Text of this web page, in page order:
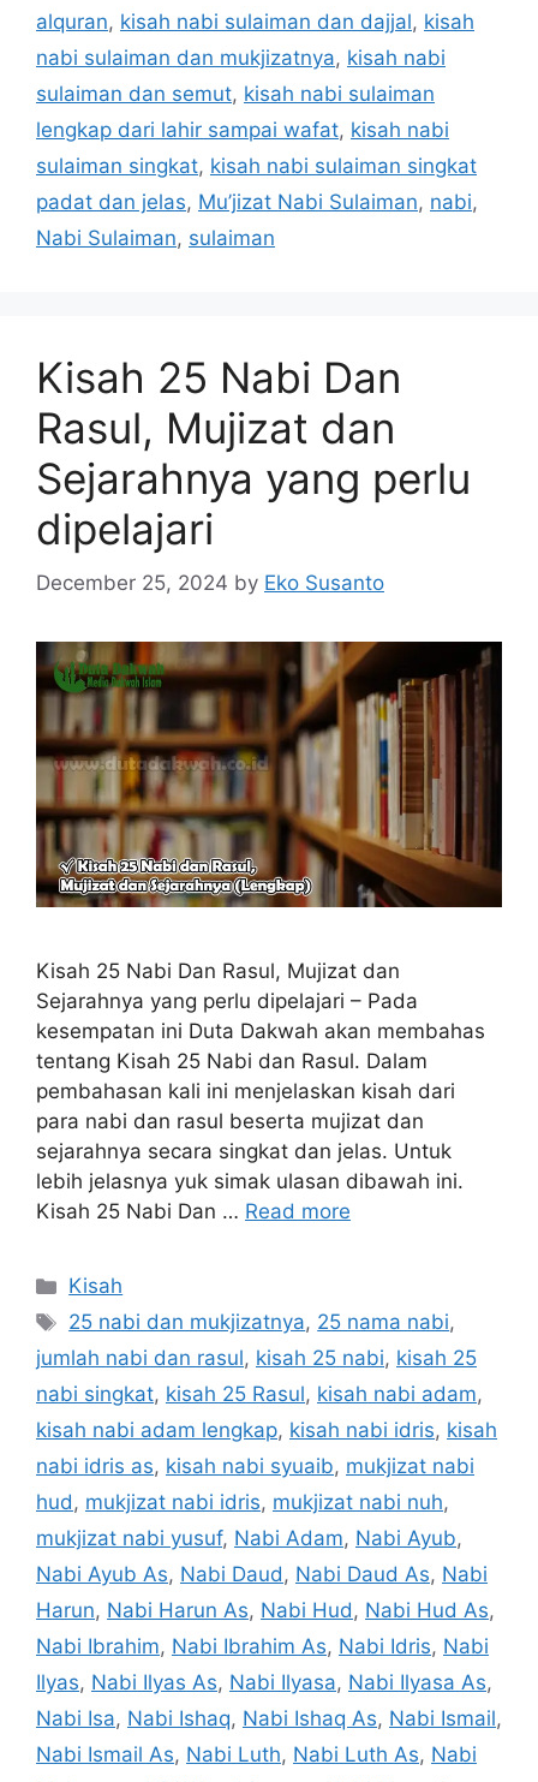
alquran, kisah nabi sulaiman dan dajjal, kisah
nabi sulaiman dan mukjizatnya, kisah nabi
sulaiman dan semut, kisah nabi sulaiman
lengkap dari lahir sampai wafat, kisah nabi
sulaiman singkat, kisah nabi sulaiman singkat
padat dan jelas, Mu’jizat Nabi Sulaiman, nabi,
Nabi Sulaiman, sulaiman
Kisah 25 Nabi Dan
Rasul, Mujizat dan
Sejarahnya yang perlu
dipelajari
December 25, 2024 by Eko Susanto
Kisah 25 Nabi Dan Rasul, Mujizat dan
Sejarahnya yang perlu dipelajari – Pada
kesempatan ini Duta Dakwah akan membahas
tentang Kisah 25 Nabi dan Rasul. Dalam
pembahasan kali ini menjelaskan kisah dari
para nabi dan rasul beserta mujizat dan
sejarahnya secara singkat dan jelas. Untuk
lebih jelasnya yuk simak ulasan dibawah ini.
Kisah 25 Nabi Dan … Read more
Categories
Kisah
Tags
25 nabi dan mukjizatnya, 25 nama nabi,
jumlah nabi dan rasul, kisah 25 nabi, kisah 25
nabi singkat, kisah 25 Rasul, kisah nabi adam,
kisah nabi adam lengkap, kisah nabi idris, kisah
nabi idris as, kisah nabi syuaib, mukjizat nabi
hud, mukjizat nabi idris, mukjizat nabi nuh,
mukjizat nabi yusuf, Nabi Adam, Nabi Ayub,
Nabi Ayub As, Nabi Daud, Nabi Daud As, Nabi
Harun, Nabi Harun As, Nabi Hud, Nabi Hud As,
Nabi Ibrahim, Nabi Ibrahim As, Nabi Idris, Nabi
Ilyas, Nabi Ilyas As, Nabi Ilyasa, Nabi Ilyasa As,
Nabi Isa, Nabi Ishaq, Nabi Ishaq As, Nabi Ismail,
Nabi Ismail As, Nabi Luth, Nabi Luth As, Nabi